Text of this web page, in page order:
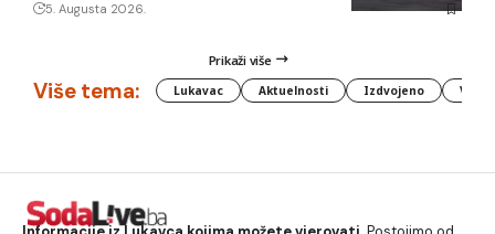
5. Augusta 2026.
Prikaži više
Više tema: Lukavac Aktuelnosti Izdvojeno